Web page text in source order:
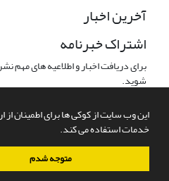
این وب سایت از کوکی ها برای اطمینان از
خدمات استفاده می کند.
متوجه شدم
آخرین اخبار
اشتراک خبرنامه
برای دریافت اخبار و اطلاعیه های مهم
شوید.
سامانه مدیریت نشریات علمی.طراحی و